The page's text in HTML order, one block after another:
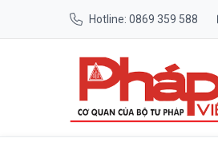
Hotline: 0869 359 588